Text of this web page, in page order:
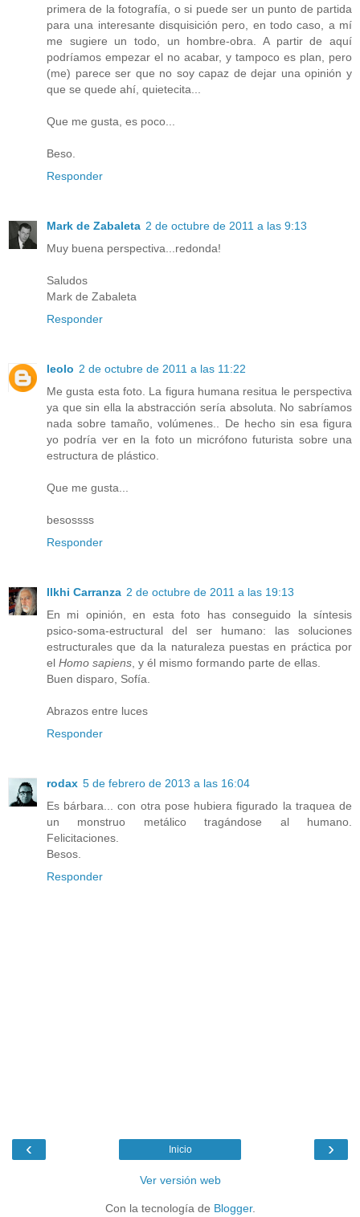
primera de la fotografía, o si puede ser un punto de partida
para una interesante disquisición pero, en todo caso, a mí
me sugiere un todo, un hombre-obra. A partir de aquí
podríamos empezar el no acabar, y tampoco es plan, pero
(me) parece ser que no soy capaz de dejar una opinión y
que se quede ahí, quietecita...
Que me gusta, es poco...
Beso.
Responder
Mark de Zabaleta 2 de octubre de 2011 a las 9:13
Muy buena perspectiva...redonda!
Saludos
Mark de Zabaleta
Responder
leolo 2 de octubre de 2011 a las 11:22
Me gusta esta foto. La figura humana resitua le perspectiva
ya que sin ella la abstracción sería absoluta. No sabríamos
nada sobre tamaño, volúmenes.. De hecho sin esa figura
yo podría ver en la foto un micrófono futurista sobre una
estructura de plástico.
Que me gusta...
besossss
Responder
Ilkhi Carranza 2 de octubre de 2011 a las 19:13
En mi opinión, en esta foto has conseguido la síntesis
psico-soma-estructural del ser humano: las soluciones
estructurales que da la naturaleza puestas en práctica por
el Homo sapiens , y él mismo formando parte de ellas.
Buen disparo, Sofía.
Abrazos entre luces
Responder
rodax 5 de febrero de 2013 a las 16:04
Es bárbara... con otra pose hubiera figurado la traquea de
un monstruo metálico tragándose al humano.
Felicitaciones.
Besos.
Responder
‹ ›
Inicio
Ver versión web
Con la tecnología de Blogger.